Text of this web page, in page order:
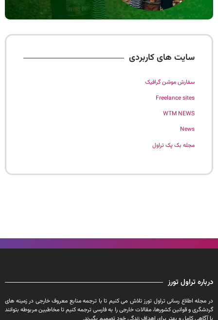
سایت های کاربردی
سفارش موشن گرافیک
Freelance sites
WTM NEWS
مجله بک پک تراول
تراول تورز
اطلاع رسانی تراول تورز تلاش می کنیم تا با ترجمه منابع معروف خارجی در زمینه های
و قوانین کشورها، مقالات خارجی را به فارسی ترجمه کنیم تا مخاطبین مربوطه بتوانند